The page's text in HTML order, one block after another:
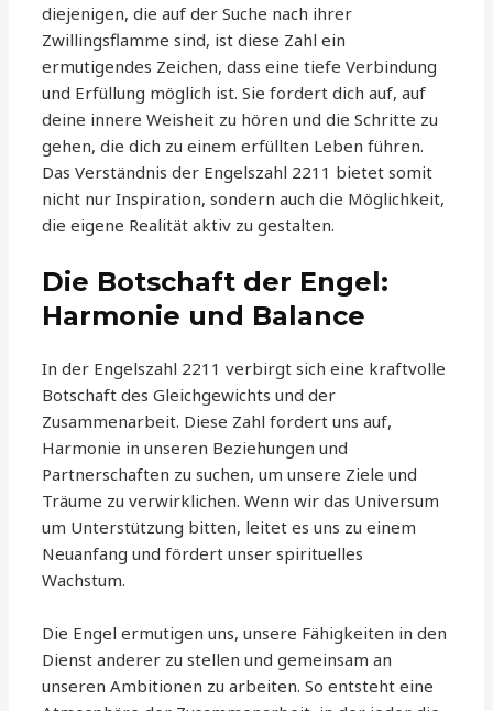
diejenigen, die auf der Suche nach ihrer
Zwillingsflamme sind, ist diese Zahl ein
ermutigendes Zeichen, dass eine tiefe Verbindung
und Erfüllung möglich ist. Sie fordert dich auf, auf
deine innere Weisheit zu hören und die Schritte zu
gehen, die dich zu einem erfüllten Leben führen.
Das Verständnis der Engelszahl 2211 bietet somit
nicht nur Inspiration, sondern auch die Möglichkeit,
die eigene Realität aktiv zu gestalten.
Die Botschaft der Engel:
Harmonie und Balance
In der Engelszahl 2211 verbirgt sich eine kraftvolle
Botschaft des Gleichgewichts und der
Zusammenarbeit. Diese Zahl fordert uns auf,
Harmonie in unseren Beziehungen und
Partnerschaften zu suchen, um unsere Ziele und
Träume zu verwirklichen. Wenn wir das Universum
um Unterstützung bitten, leitet es uns zu einem
Neuanfang und fördert unser spirituelles
Wachstum.
Die Engel ermutigen uns, unsere Fähigkeiten in den
Dienst anderer zu stellen und gemeinsam an
unseren Ambitionen zu arbeiten. So entsteht eine